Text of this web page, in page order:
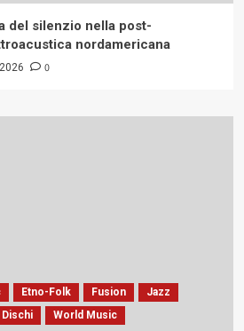
del silenzio nella post-
nordamericana
0
Etno-Folk Fusion
Jazz
World Music